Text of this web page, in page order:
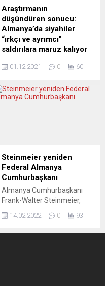
katıldığı açıklandı. Sosyal
dayanışma felsefesiyle
yapılan etkinlikten elde
edilen gelir bu yıl Kızılhaç’ın
sosyal dışlanma riski...
Araştırmanın
düşündüren sonucu:
Almanya’da siyahiler
“ırkçı ve ayrımcı”
saldırılara maruz kalıyor
bir araştırma, ülkede
insanlara günlük yaşam
başta olmak üzere, iş
One Teach One ve Citizens
for Europe tarafından
Almanya’da yaşayan
yaklaşık 6 bin siyahiyle
yapılan görüşmeler
sonucunda...
01.12.2021 0 60
Steinmeier yeniden
Federal Almanya
Cumhurbaşkanı
Almanya Cumhurbaşkanı
Frank-Walter Steinmeier,
Seçiciler Kurulu’nda ilk turda
14.02.2022 0 93